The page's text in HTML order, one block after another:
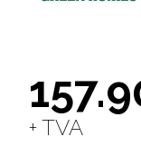
+ TVA